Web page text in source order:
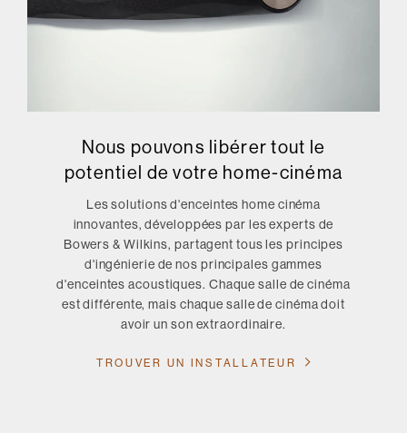
Nous pouvons libérer tout le
potentiel de votre home-cinéma
Les solutions d'enceintes home cinéma
innovantes, développées par les experts de
Bowers & Wilkins, partagent tous les principes
d'ingénierie de nos principales gammes
d'enceintes acoustiques. Chaque salle de cinéma
est différente, mais chaque salle de cinéma doit
avoir un son extraordinaire.
TROUVER UN INSTALLATEUR